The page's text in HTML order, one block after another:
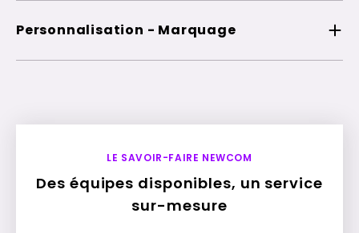
Personnalisation - Marquage
LE SAVOIR-FAIRE NEWCOM
Des équipes disponibles, un service
sur-mesure